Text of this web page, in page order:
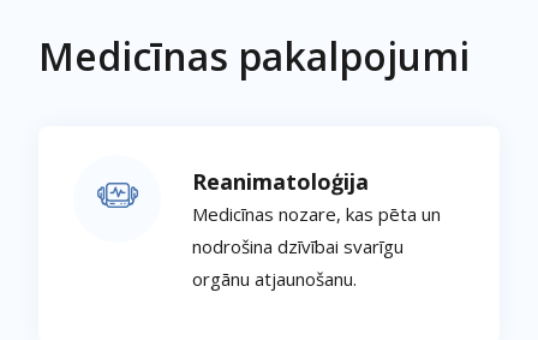
Medicīnas pakalpojumi
Reanimatoloģija
Medicīnas nozare, kas pēta un
nodrošina dzīvībai svarīgu
orgānu atjaunošanu.